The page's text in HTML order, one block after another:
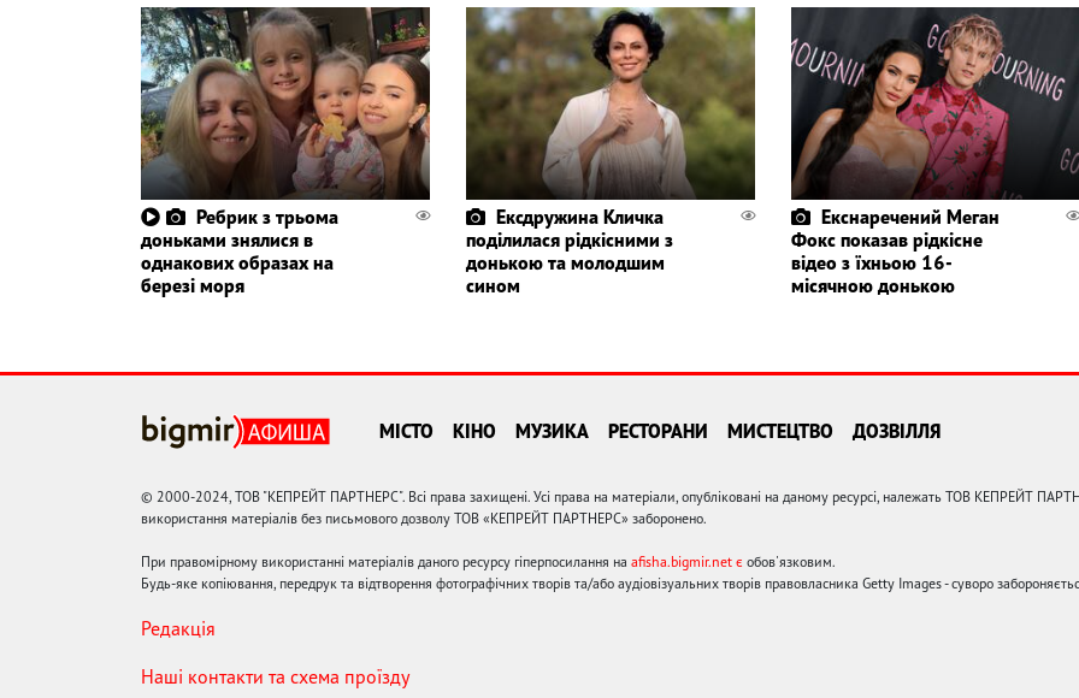
Ребрик з трьома
доньками знялися в
однакових образах на
березі моря
Ексдружина Кличка
поділилася рідкісними з
донькою та молодшим
сином
Екснаречений Меган
Фокс показав рідкісне
відео з їхньою 16-
місячною донькою
МІСТО КІНО МУЗИКА РЕСТОРАНИ МИСТЕЦТВО ДОЗВІЛЛЯ
© 2000-2024, ТОВ "КЕПРЕЙТ ПАРТНЕРС". Всі права захищені. Усі права на матеріали, опубліковані на даному ресурсі, належать ТОВ КЕПРЕЙТ
використання матеріалів без письмового дозволу ТОВ «КЕПРЕЙТ ПАРТНЕРС» заборонено.
При правомірному використанні матеріалів даного ресурсу гіперпосилання на afisha.bigmir.net є обов'язковим.
Будь-яке копіювання, передрук та відтворення фотографічних творів та/або аудіовізуальних творів правовласника Getty Images - суворо
Редакція
Наші контакти та схема проїзду